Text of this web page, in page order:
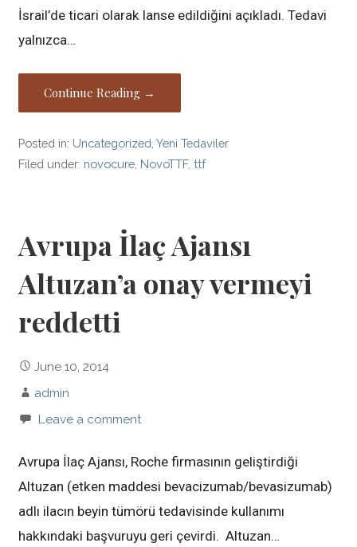
İsrail’de ticari olarak lanse edildiğini açıkladı. Tedavi
yalnızca…
Continue Reading →
Posted in: Uncategorized ,Yeni Tedaviler
Filed under: novocure NovoTTF,ttf
Avrupa İlaç Ajansı
Altuzan’a onay vermeyi
reddetti
June 10, 2014
admin
Leave a comment
Avrupa İlaç Ajansı, Roche firmasının geliştirdiği
Altuzan (etken maddesi bevacizumab/bevasizumab)
adlı ilacın beyin tümörü tedavisinde kullanımı
hakkındaki başvuruyu geri çevirdi. Altuzan…